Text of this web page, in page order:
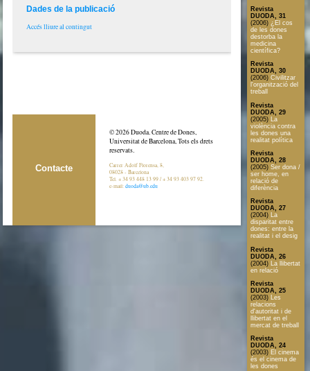
Dades de la publicació
Accés lliure al contingut
Contacte
© 2026 Duoda. Centre de Dones,
Universitat de Barcelona, Tots els drets
reservats.
Carrer Adolf Florensa, 8,
08028 - Barcelona
Tel. + 34 93 448 13 99 / + 34 93 403 97 92.
e-mail:duoda@ub.edu
Revista
DUODA, 31
(2006) ¿El cos
de les dones
destorba la
medicina
científica?
Revista
DUODA, 30
(2006) Civilitzar
l'organització del
treball
Revista
DUODA, 29
(2005)
La
violència contra
les dones una
realitat política
Revista
DUODA, 28
(2005) Ser dona /
ser home, en
relació de
diferència
Revista
DUODA, 27
(2004) La
disparitat entre
dones: entre la
realitat i el desig
Revista
DUODA, 26
(2004)
La llibertat
en relació
Revista
DUODA, 25
(2003)
Les
relacions
d'autoritat i de
llibertat en el
mercat de treball
Revista
DUODA, 24
(2003) El cinema
és el cinema de
les dones